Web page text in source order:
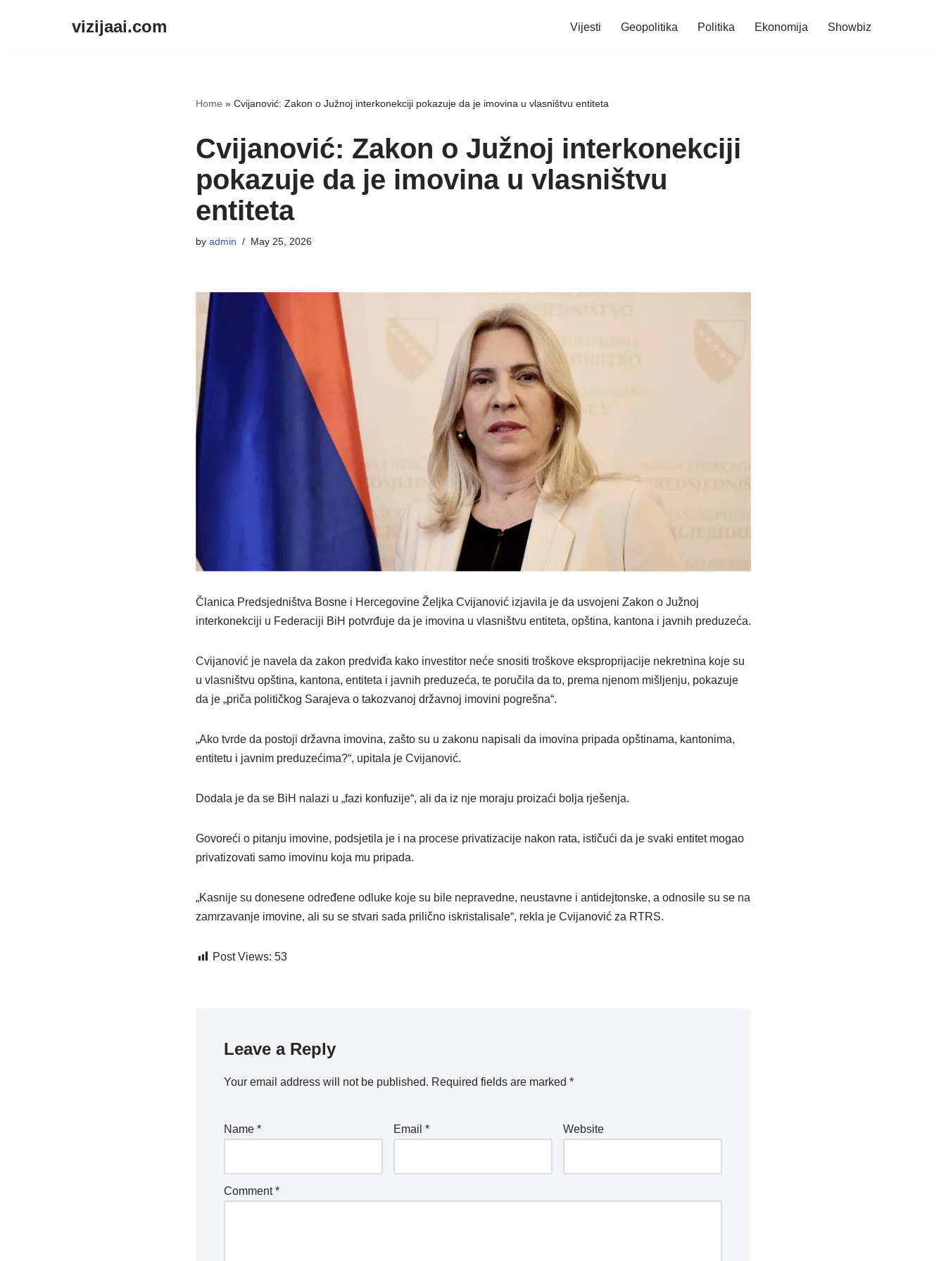
vizijaai.com Vijesti Geopolitika Politika Ekonomija Showbiz
Home » Cvijanović: Zakon o Južnoj interkonekciji pokazuje da je imovina u vlasništvu entiteta
Cvijanović: Zakon o Južnoj interkonekciji
pokazuje da je imovina u vlasništvu
entiteta
by admin May 25, 2026
Članica Predsjedništva Bosne i Hercegovine Željka Cvijanović izjavila je da usvojeni Zakon o Južnoj
interkonekciji u Federaciji BiH potvrđuje da je imovina u vlasništvu entiteta, opština, kantona i javnih preduzeća.
Cvijanović je navela da zakon predviđa kako investitor neće snositi troškove eksproprijacije nekretnina koje su
u vlasništvu opština, kantona, entiteta i javnih preduzeća, te poručila da to, prema njenom mišljenju, pokazuje
da je „priča političkog Sarajeva o takozvanoj državnoj imovini pogrešna“.
„Ako tvrde da postoji državna imovina, zašto su u zakonu napisali da imovina pripada opštinama, kantonima,
entitetu i javnim preduzećima?“, upitala je Cvijanović.
Dodala je da se BiH nalazi u „fazi konfuzije“, ali da iz nje moraju proizaći bolja rješenja.
Govoreći o pitanju imovine, podsjetila je i na procese privatizacije nakon rata, ističući da je svaki entitet mogao
privatizovati samo imovinu koja mu pripada.
„Kasnije su donesene određene odluke koje su bile nepravedne, neustavne i antidejtonske, a odnosile su se na
zamrzavanje imovine, ali su se stvari sada prilično iskristalisale“, rekla je Cvijanović za RTRS.
Post Views: 53
Leave a Reply
Your email address will not be published. Required fields are marked *
Name * Email * Website
Comment*